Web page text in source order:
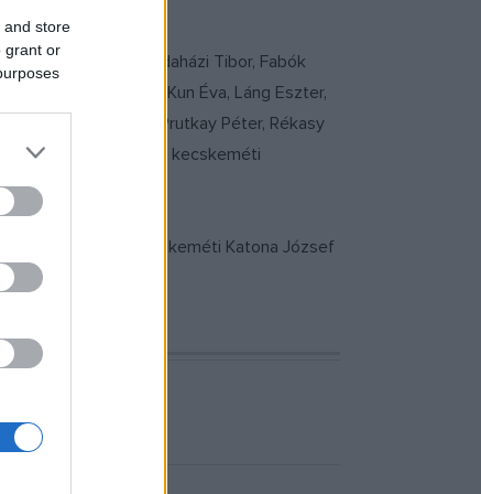
and store
grant or
Bohus Áron, Budaházi Tibor, Fabók
Zsófia, Kótai József, Kun Éva, Láng Eszter,
Pistyúr Imre, Prutkay Péter, Rékasy
36 műve látható a kecskeméti
a Kecskeméti Katona József